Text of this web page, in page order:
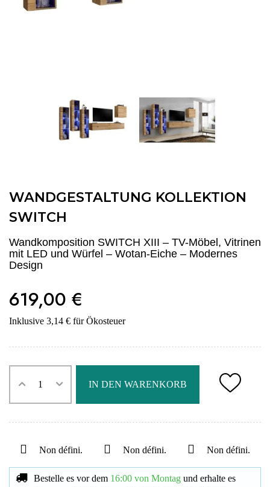
WANDGESTALTUNG KOLLEKTION
SWITCH
Wandkomposition SWITCH XIII – TV-Möbel, Vitrinen
mit LED und Würfel – Wotan-Eiche – Modernes
Design
619,00 €
Inklusive 3,14 € für Ökosteuer
IN DEN WARENKORB
Non défini. Non défini. Non défini.
Bestelle es vor dem 16:00 von Montag und erhalte es